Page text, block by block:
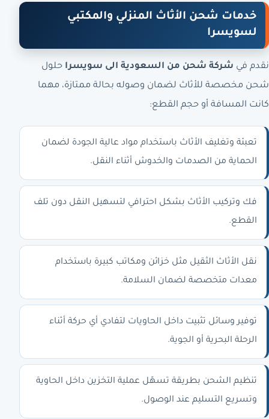
خدمات شحن الأثاث المنزلي والمكتبي
لسويسرا
نقدم في شركة شحن من السعودية الى سويسرا حلول
شحن مخصصة للأثاث لضمان وصوله بحالة ممتازة، مهما
كانت المسافة أو حجم القطع:
تعبئة وتغليف الأثاث باستخدام مواد عالية الجودة لضمان
الحماية من الصدمات والخدوش أثناء النقل.
فك وتركيب الأثاث بشكل احترافي لتسهيل النقل دون تلف
القطع.
نقل الأثاث الثقيل مثل خزائن ومكاتب كبيرة باستخدام
معدات متخصصة لضمان السلامة.
توفير وسائل تثبيت داخل الحاويات لتفادي أي حركة أثناء
الرحلة البحرية أو الجوية.
تنظيم الشحن بطريقة تسهّل عملية التخزين داخل الحاوية
وتسريع التسليم عند الوصول.